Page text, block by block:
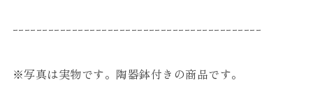
ｰｰｰｰｰｰｰｰｰｰｰｰｰｰｰｰｰｰｰｰｰｰｰｰｰｰｰｰｰｰｰｰｰｰｰｰｰｰｰｰｰｰ
※写真は実物です。陶器鉢付きの商品です。